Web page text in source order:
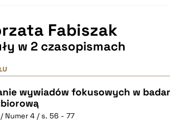
Fabiszak
w 2 czasopismach
wywiadów fokusowych w
Numer 4 / s. 56 - 77